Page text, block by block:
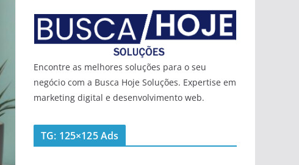
Encontre as melhores soluções para o seu
negócio com a Busca Hoje Soluções. Expertise em
marketing digital e desenvolvimento web.
TG: 125×125 Ads